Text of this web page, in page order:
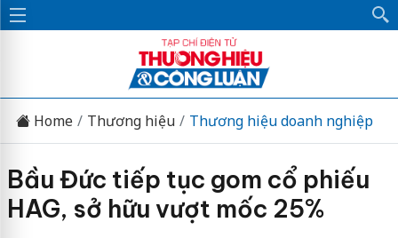
Home Thương hiệu Thương hiệu doanh nghiệp
Bầu Đức tiếp tục gom cổ phiếu
HAG, sở hữu vượt mốc 25%